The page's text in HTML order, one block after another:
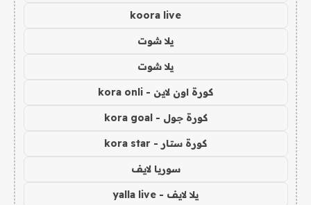
koora live
يلا شوت
يلا شوت
كورة اون لاين - kora onli
كورة جول - kora goal
كورة ستار - kora star
سوريا لايف
يلا لايف - yalla live